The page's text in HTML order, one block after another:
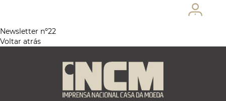
SERVIÇOS
MAIS CONTRASTARIA
LOJA ONLINE
Newsletter nº22
Voltar atrás